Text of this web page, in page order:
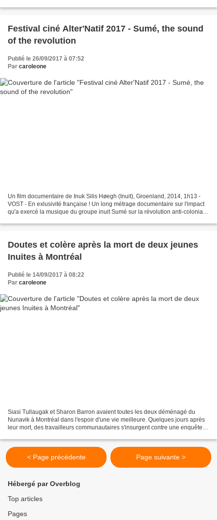
Festival ciné Alter'Natif 2017 - Sumé, the sound
of the revolution
Publié le 26/09/2017 à 07:52
Par caroleone
Un film documentaire de Inuk Silis Høegh (Inuit), Groenland, 2014, 1h13 -
VOST - En exlusivité française ! Un long métrage documentaire sur l'impact
qu'a exercé la musique du groupe inuit Sumé sur la révolution anti-coloniale
Doutes et colère après la mort de deux jeunes
Inuites à Montréal
Publié le 14/09/2017 à 08:22
Par caroleone
Siasi Tullaugak et Sharon Barron avaient toutes les deux déménagé du
Nunavik à Montréal dans l'espoir d'une vie meilleure. Quelques jours après
leur mort, des travailleurs communautaires s'insurgent contre une enquête
< Page précédente Page suivante >
Hébergé par Overblog
Top articles
Pages